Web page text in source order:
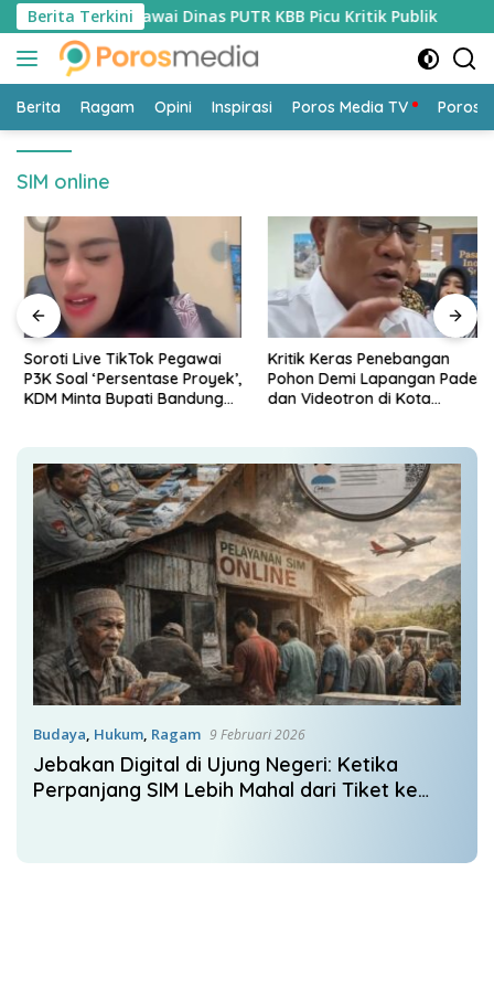
Langsung
ke
konten
Berita Terkini
Viral Pegawai Dinas PUTR KBB Picu Kritik Publik
Berita Ragam Opini Inspirasi Poros Media TV Poros
SIM online
Soroti Live TikTok Pegawai
P3K Soal ‘Persentase Proyek’,
KDM Minta Bupati Bandung
Kritik Keras Penebangan
Pohon Demi Lapangan Padel
dan Videotron di Kota
Budaya Hukum Ragam 9 Februari 2026
Jebakan Digital di Ujung Negeri: Ketika
Perpanjang SIM Lebih Mahal dari Tiket ke